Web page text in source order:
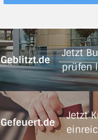
Geblitzt.de
Jetzt
prüfen
Gefeuert.de
Jetzt